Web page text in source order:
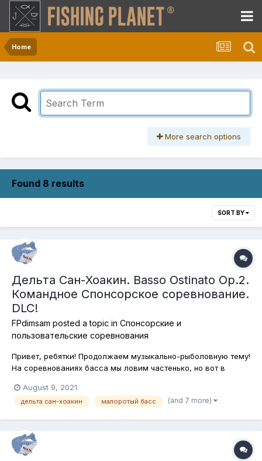
Home
More search options
Found 8 results
SORT BY
Дельта Сан-Хоакин. Basso Ostinato Op.2.
Командное Спонсорское соревнование.
DLC!
FPdimsam posted a topic in Спонсорские и
пользовательские соревнования
Привет, ребятки! Продолжаем музыкально-рыболовную тему!
На соревнованиях басса мы ловим частенько, но вот в
кажется, басса мы не ловили. исправляем ошибку и ловим
все виды бассов на спиннинговые и кастинговые снасти.
August 9, 2021
дельта сан-хоакин малоротый басс (and 7 more)